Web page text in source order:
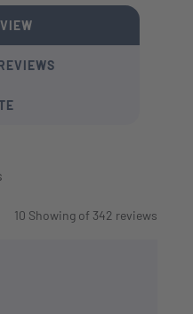
10 Showing of 342 reviews